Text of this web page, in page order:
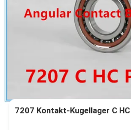
7207 Kontakt-Kugellager C